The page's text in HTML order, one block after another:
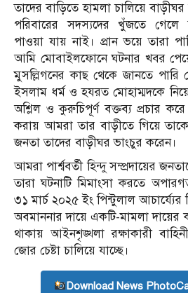
তাদের বাড়িতে হামলা চালিয়ে
পরিবারের সদস্যদের খুঁজতে গেলে
পাওয়া যায় নাই। প্রান ভয়ে তারা
আমি মোবাইলফোনে ঘটনার খবর পেয়ে
মুসল্লিগনের কাছ থেকে জানতে পারি
ইসলাম ধর্ম ও হযরত মোহাম্মদকে
অশ্লিল ও কুরুচিপূর্ণ বক্তব্য প্রচার
করায় আমরা তার বাড়ীতে গিয়ে
জনতা তাদের বাড়ীঘর ভাংচুর করেন।
আমরা পার্শ্ববর্তী হিন্দু সম্প্রদায়ের
তারা ঘটনাটি মিমাংসা করতে
৩১ মার্চ ২০২৫ ইং পিন্টুলাল আচার্য্যের
অবমাননার দায়ে একটি-মামলা
থাকায় আইনশৃঙ্খলা রক্ষাকারী
জোর চেষ্টা চালিয়ে যাচ্ছে।
Download News